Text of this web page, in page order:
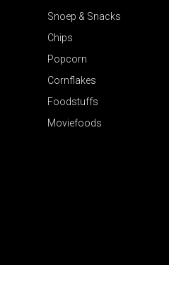
Snoep & Snacks
Chips
Popcorn
Cornflakes
Foodstuffs
Moviefoods